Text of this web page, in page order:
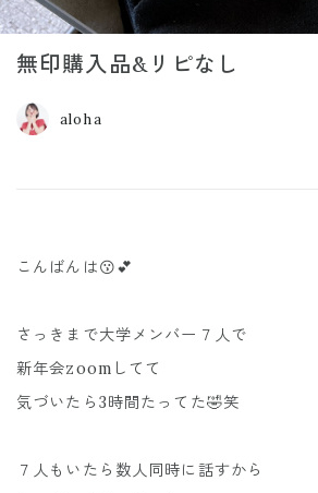
無印購入品&リピなし
aloha
こんばんは😗💕
さっきまで大学メンバー７人で
新年会zoomしてて
気づいたら3時間たってた🤣笑
７人もいたら数人同時に話すから